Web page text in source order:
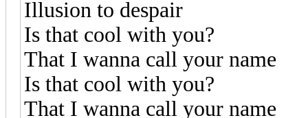
Illusion to despair
Is that cool with you?
That I wanna call your name
Is that cool with you?
That I wanna call your name